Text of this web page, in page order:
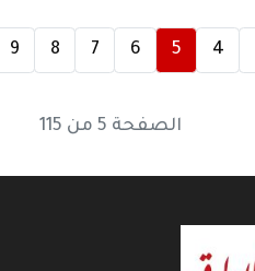
4
5
6
7
8
9
الصفحة 5 من 115